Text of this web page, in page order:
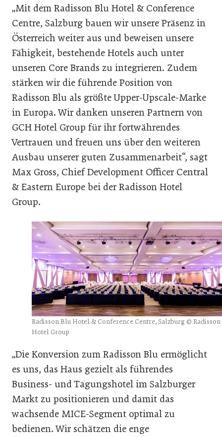
„Mit dem Radisson Blu Hotel & Conference
Centre, Salzburg bauen wir unsere Präsenz in
Österreich weiter aus und beweisen unsere
Fähigkeit, bestehende Hotels auch unter
unseren Core Brands zu integrieren. Zudem
stärken wir die führende Position von
Radisson Blu als größte Upper-Upscale-Marke
in Europa. Wir danken unseren Partnern von
GCH Hotel Group für ihr fortwährendes
Vertrauen und freuen uns über den weiteren
Ausbau unserer guten Zusammenarbeit“, sagt
Max Gross, Chief Development Officer Central
& Eastern Europe bei der Radisson Hotel
Group.
Radisson Blu Hotel & Conference Centre, Salzburg © Radisson
Hotel Group
„Die Konversion zum Radisson Blu ermöglicht
es uns, das Haus gezielt als führendes
Business- und Tagungshotel im Salzburger
Markt zu positionieren und damit das
wachsende MICE-Segment optimal zu
bedienen. Wir schätzen die enge